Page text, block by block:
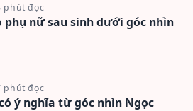
phút đọc
phụ nữ sau sinh dưới góc nhìn
phút đọc
ý nghĩa từ góc nhìn Ngọc